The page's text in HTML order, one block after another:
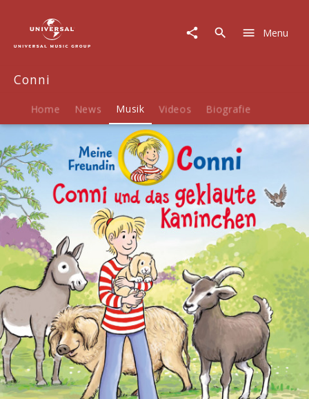
Conni
geklaute
Kaninchen
Menu
Conni
Home News Musik Videos Biografie